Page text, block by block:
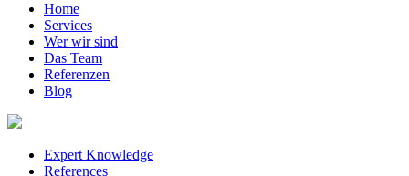
Home
Services
Wer wir sind
Das Team
Referenzen
Blog
Expert Knowledge
References